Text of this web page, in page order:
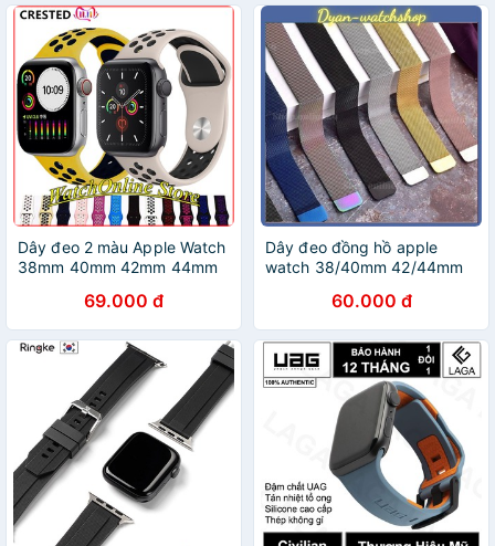
Dây đeo 2 màu Apple Watch
38mm 40mm 42mm 44mm
69.000 đ
Dây đeo đồng hồ apple
watch 38/40mm 42/44mm
60.000 đ